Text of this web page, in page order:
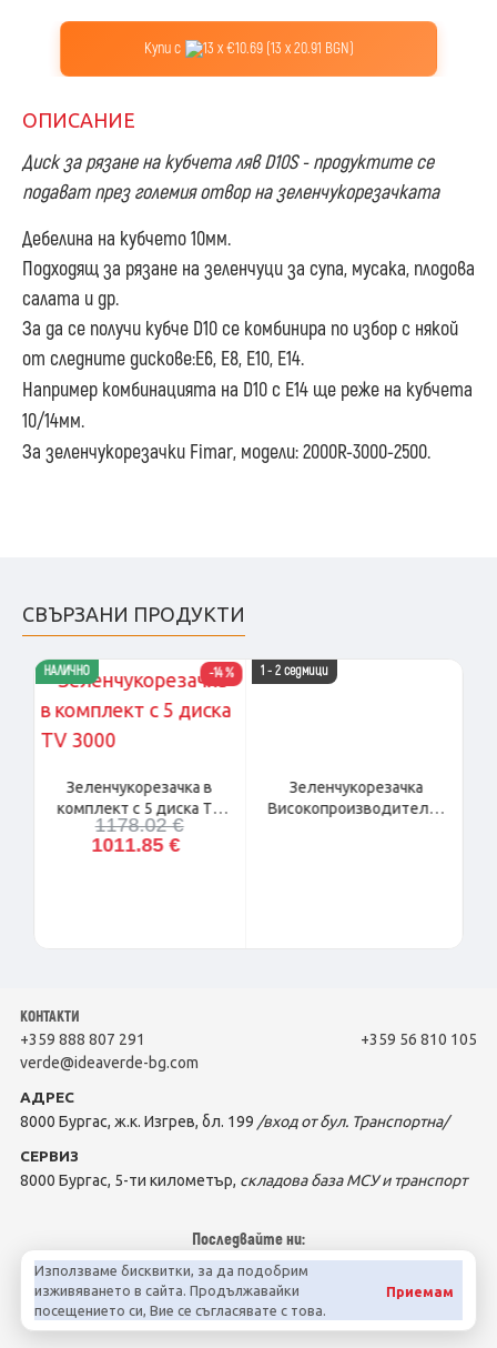
Използваме бисквитки, за да подобрим
изживяването в сайта. Продължавайки
посещението си, Вие се съгласявате с това.
Приемам
Купи с 13 x €10.69 (13 x 20.91 BGN)
ОПИСАНИЕ
Диск за рязане на кубчета ляв D10S - продуктите се
подават през големия отвор на зеленчукорезачката
Дебелина на кубчето 10мм.
Подходящ за рязане на зеленчуци за супа, мусака, плодова
салата и др.
За да се получи кубче D10 се комбинира по избор с някой
от следните дискове:Е6, Е8, Е10, Е14.
Например комбинацията на D10 с E14 ще реже на кубчета
10/14мм.
За зеленчукорезачки Fimar, модели: 2000R-3000-2500.
СВЪРЗАНИ ПРОДУКТИ
-14 %
НАЛИЧНО
Зеленчукорезачка в
комплект с 5 диска TV
3000
1011.85 €
1178.02 €
1 - 2 седмици
Зеленчукорезачка
Високопроизводителна
КОНТАКТИ
+359 888 807 291
+359 56 810 105
verde@ideaverde-bg.com
АДРЕС
8000 Бургас, ж.к. Изгрев, бл. 199 /вход от бул. Транспортна/
СЕРВИЗ
8000 Бургас, 5-ти километър, складова база МСУ и транспорт
Последвайте ни: